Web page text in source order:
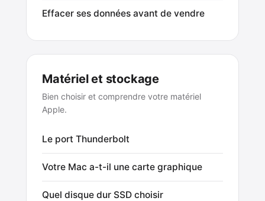
Effacer ses données avant de vendre
Matériel et stockage
Bien choisir et comprendre votre matériel
Apple.
Le port Thunderbolt
Votre Mac a-t-il une carte graphique
Quel disque dur SSD choisir